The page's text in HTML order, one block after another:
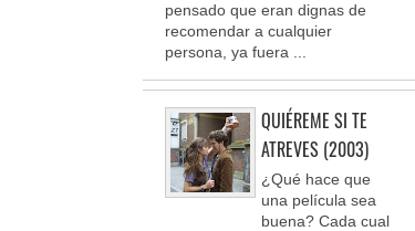
pensado que eran dignas de
recomendar a cualquier
persona, ya fuera ...
QUIÉREME SI TE
ATREVES (2003)
¿Qué hace que
una película sea
buena? Cada cual